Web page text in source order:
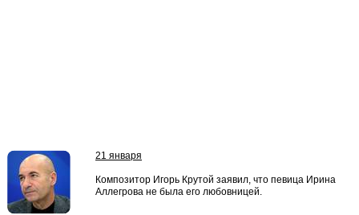
21 января
Композитор Игорь Крутой заявил, что певица Ирина
Аллегрова не была его любовницей.